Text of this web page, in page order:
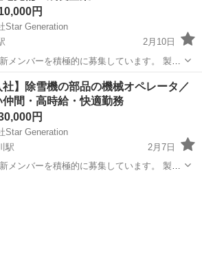
円
Star Generation
2月10日
メンバーを積極的に募集しています。 製造
効率を重視しながらチームと協力し、優れ
だきます。 未経験の方でも、手厚い研修と
、安心...
駅 半導体 未経験
社】除雪機の部品の機械オペレータ／
仲間・高時給・快適勤務
円
Star Generation
駅
2月7日
メンバーを積極的に募集しています。 製造